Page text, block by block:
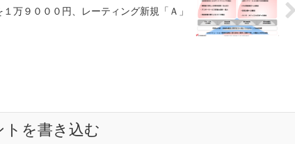
万９０００円、レーティング新規「Ａ」
トを書き込む